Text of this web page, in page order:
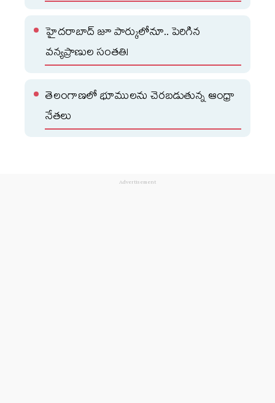
హైదరాబాద్ జూ పార్కులోనూ.. పెరిగిన
వన్యప్రాణుల సంతతి!
తెలంగాణలో భూములను చెరబడుతున్న ఆంధ్రా
నేతలు